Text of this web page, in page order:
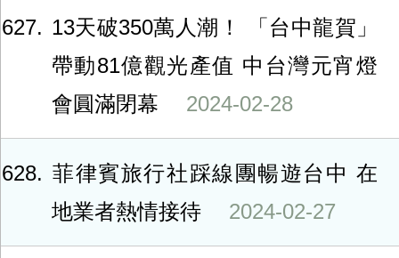
627
13天破350萬人潮！ 「台中龍賀」
帶動81億觀光產值 中台灣元宵燈
會圓滿閉幕
2024-02-28
628
菲律賓旅行社踩線團暢遊台中 在
地業者熱情接待
2024-02-27